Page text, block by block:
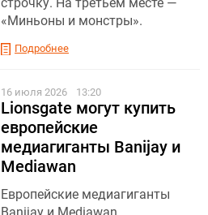
«Миньоны и монстры».
Подробнее
16 июля 2026 13:20
Lionsgate могут купить
европейские
медиагиганты Banijay и
Mediawan
Eвропейские медиагиганты